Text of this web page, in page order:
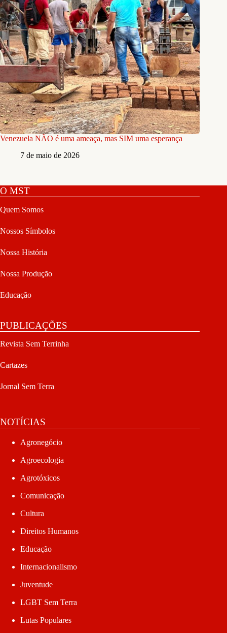
Venezuela NÃO é uma ameaça, mas SIM uma esperança
7 de maio de 2026
O MST
Quem Somos
Nossos Símbolos
Nossa História
Nossa Produção
Educação
PUBLICAÇÕES
Revista Sem Terrinha
Cartazes
Jornal Sem Terra
NOTÍCIAS
Agronegócio
Agroecologia
Agrotóxicos
Comunicação
Cultura
Direitos Humanos
Educação
Internacionalismo
Juventude
LGBT Sem Terra
Lutas Populares